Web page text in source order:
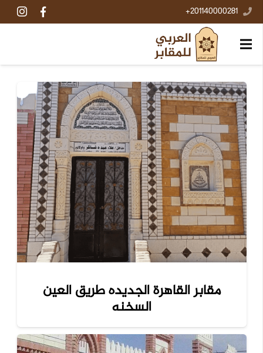
201140000281+
مقابر القاهرة الجديده طريق العين
السخنه